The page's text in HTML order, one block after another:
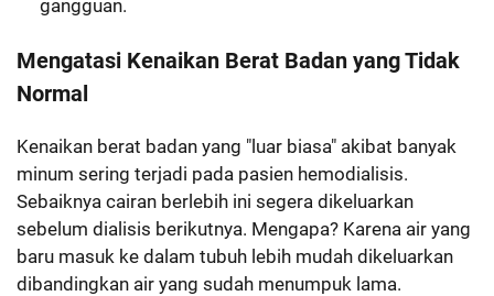
gangguan.
Mengatasi Kenaikan Berat Badan yang Tidak
Normal
Kenaikan berat badan yang "luar biasa" akibat banyak
minum sering terjadi pada pasien hemodialisis.
Sebaiknya cairan berlebih ini segera dikeluarkan
sebelum dialisis berikutnya. Mengapa? Karena air yang
baru masuk ke dalam tubuh lebih mudah dikeluarkan
dibandingkan air yang sudah menumpuk lama.